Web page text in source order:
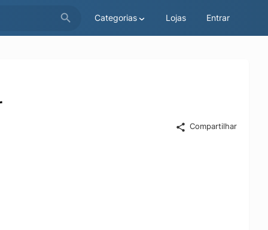
Categorias Lojas Entrar
Compartilhar